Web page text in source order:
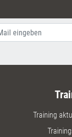
Training